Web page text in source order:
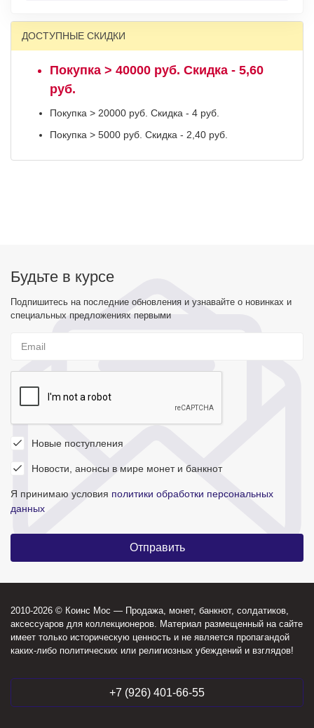
ДОСТУПНЫЕ СКИДКИ
Покупка > 40000 руб. Скидка - 5,60
руб.
Покупка > 20000 руб. Скидка - 4 руб.
Покупка > 5000 руб. Скидка - 2,40 руб.
Будьте в курсе
Подпишитесь на последние обновления и узнавайте о новинках и
специальных предложениях первыми
Новые поступления
Новости, анонсы в мире монет и банкнот
Я принимаю условия политики обработки персональных
данных
2010-2026 © Коинс Мос — Продажа, монет, банкнот, солдатиков,
аксессуаров для коллекционеров. Материал размещенный на сайте
имеет только историческую ценность и не является пропагандой
каких-либо политических или религиозных убеждений и взглядов!
+7 (926) 401-66-55